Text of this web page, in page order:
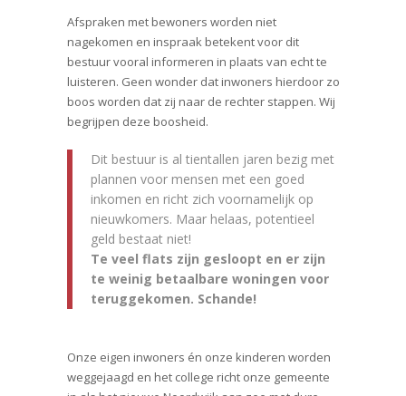
Afspraken met bewoners worden niet
nagekomen en inspraak betekent voor dit
bestuur vooral informeren in plaats van echt te
luisteren. Geen wonder dat inwoners hierdoor zo
boos worden dat zij naar de rechter stappen. Wij
begrijpen deze boosheid.
Dit bestuur is al tientallen jaren bezig met
plannen voor mensen met een goed
inkomen en richt zich voornamelijk op
nieuwkomers. Maar helaas, potentieel
geld bestaat niet!
Te veel flats zijn gesloopt en er zijn
te weinig betaalbare woningen voor
teruggekomen. Schande!
Onze eigen inwoners én onze kinderen worden
weggejaagd en het college richt onze gemeente